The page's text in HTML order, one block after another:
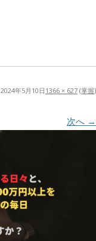
2024年5月10日 1366 × 627 (掌握)
次へ →